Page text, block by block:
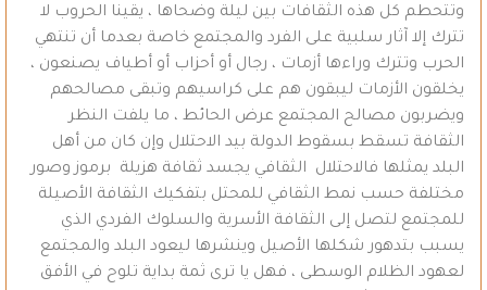
وتتحطم كل هذه الثقافات بين ليلة وضحاها ، يقينا الحروب لا
تترك إلا آثار سلبية على الفرد والمجتمع خاصة بعدما أن تنتهي
الحرب وتترك وراءها أزمات ، رجال أو أحزاب أو أطياف يصنعون ،
يخلقون الأزمات ليبقون هم على كراسيهم وتبقى مصالحهم
ويضربون مصالح المجتمع عرض الحائط ، ما يلفت النظر
الثقافة تسقط بسقوط الدولة بيد الاحتلال وإن كان من أهل
البلد يمثلها فالاحتلال الثقافي يجسد ثقافة هزيلة برموز وصور
مختلفة حسب نمط الثقافي للمحتل بتفكيك الثقافة الأصيلة
للمجتمع لتصل إلى الثقافة الأسرية والسلوك الفردي الذي
يسبب بتدهور شكلها الأصيل وينشرها ليعود البلد والمجتمع
لعهود الظلام الوسطى ، فهل يا ترى ثمة بداية تلوح في الأفق